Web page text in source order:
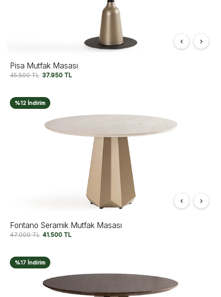
Pisa Mutfak Masası
45.500TL 37.950 TL
%12 İndirim
Fontano Seramik Mutfak Masası
47.000TL 41.500 TL
%17 İndirim